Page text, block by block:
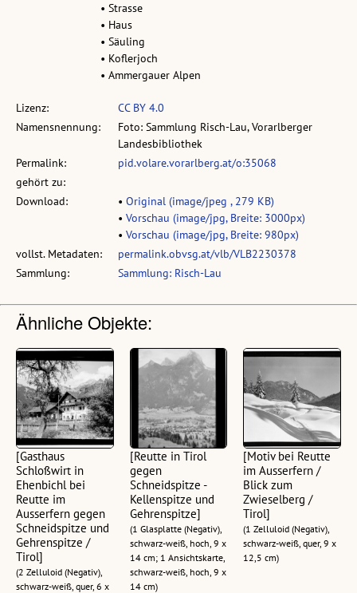
• Strasse
• Haus
• Säuling
• Koflerjoch
• Ammergauer Alpen
Lizenz:
CC BY 4.0
Namensnennung:
Foto: Sammlung Risch-Lau, Vorarlberger
Landesbibliothek
Permalink:
pid.volare.vorarlberg.at/o:35068
gehört zu:
Download:
• Original (image/jpeg , 279 KB)
• Vorschau (image/jpg, Breite: 3000px)
• Vorschau (image/jpg, Breite: 980px)
vollst. Metadaten:
permalink.obvsg.at/vlb/VLB2230378
Sammlung:
Sammlung: Risch-Lau
Ähnliche Objekte:
[Gasthaus
Schloßwirt in
Ehenbichl bei
Reutte im
Ausserfern gegen
Schneidspitze und
Gehrenspitze /
Tirol]
(2 Zelluloid (Negativ),
schwarz-weiß, quer, 6 x
[Reutte in Tirol
gegen
Schneidspitze -
Kellenspitze und
Gehrenspitze]
(1 Glasplatte (Negativ),
schwarz-weiß, hoch, 9 x
14 cm; 1 Ansichtskarte,
schwarz-weiß, hoch, 9 x
14 cm)
[Motiv bei Reutte
im Ausserfern /
Blick zum
Zwieselberg /
Tirol]
(1 Zelluloid (Negativ),
schwarz-weiß, quer, 9 x
12,5 cm)